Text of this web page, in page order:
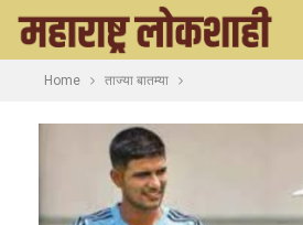
Home ताज्या बातम्या